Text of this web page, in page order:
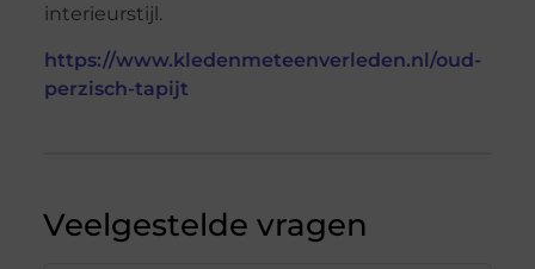
interieurstijl.
https://www.kledenmeteenverleden.nl/oud-
perzisch-tapijt
Veelgestelde vragen